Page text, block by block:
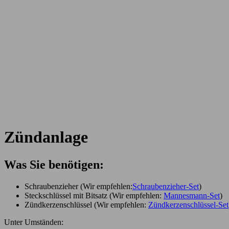
Zündanlage
Was Sie benötigen:
Schraubenzieher (Wir empfehlen:Schraubenzieher-Set)
Steckschlüssel mit Bitsatz (Wir empfehlen: Mannesmann-Set)
Zündkerzenschlüssel (Wir empfehlen: Zündkerzenschlüssel-Set
Unter Umständen: